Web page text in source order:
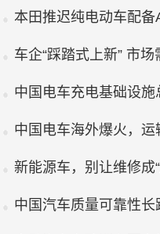
本田推迟纯电动车配备
车企“踩踏式上新” 市场
中国电车充电基础设
中国电车海外爆火，运
新能源车，别让维修成
中国汽车质量可靠性